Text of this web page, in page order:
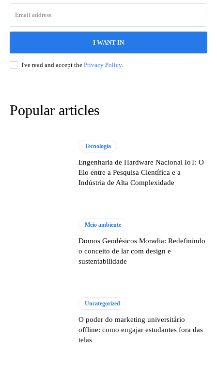
I WANT IN
I've read and accept the Privacy Policy.
Popular articles
Tecnologia
Engenharia de Hardware Nacional IoT: O
Elo entre a Pesquisa Científica e a
Indústria de Alta Complexidade
Meio ambiente
Domos Geodésicos Moradia: Redefinindo
o conceito de lar com design e
sustentabilidade
Uncategorized
O poder do marketing universitário
offline: como engajar estudantes fora das
telas